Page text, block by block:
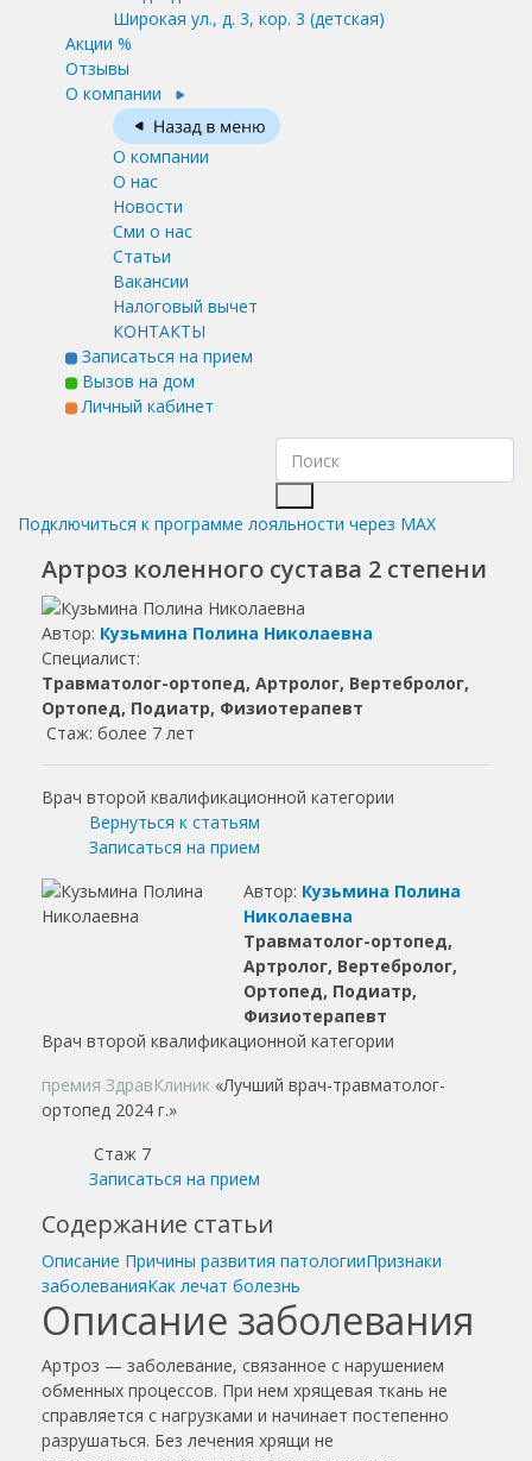
Широкая ул., д. 3, кор. 3 (детская)
Акции %
Отзывы
О компании
О компании
О нас
Новости
Сми о нас
Статьи
Вакансии
Налоговый вычет
КОНТАКТЫ
Записаться на прием
Вызов на дом
Личный кабинет
Подключиться к программе лояльности через MAX
Артроз коленного сустава 2 степени
Автор: Кузьмина Полина Николаевна
Специалист:
Травматолог-ортопед, Артролог, Вертебролог,
Ортопед, Подиатр, Физиотерапевт
Стаж: более 7 лет
Врач второй квалификационной категории
Вернуться к статьям
Записаться на прием
Автор: Кузьмина Полина
Николаевна
Травматолог-ортопед,
Артролог, Вертебролог,
Ортопед, Подиатр,
Физиотерапевт
Врач второй квалификационной категории
премия ЗдравКлиник «Лучший врач-травматолог-
ортопед 2024 г.»
Стаж 7
Записаться на прием
Содержание статьи
Описание Причины развития патологииПризнаки
заболеванияКак лечат болезнь
Описание заболевания
Артроз — заболевание, связанное с нарушением
обменных процессов. При нем хрящевая ткань не
справляется с нагрузками и начинает постепенно
разрушаться. Без лечения хрящи не